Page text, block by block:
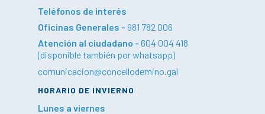
Teléfonos de interés
Oficinas Generales - 981 782 006
Atención al ciudadano - 604 004 418
(disponible también por whatsapp)
comunicacion@concellodemino.gal
HORARIO DE INVIERNO
Lunes a viernes